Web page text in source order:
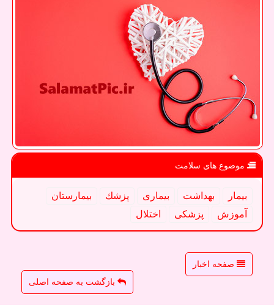
موضوع های سلامت
بیمار بهداشت بیماری پزشك
بیمارستان
آموزش
پزشكی اختلال
صفحه اخبار
بازگشت به صفحه اصلی